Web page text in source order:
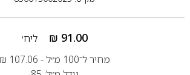
₪ 91.00
ליח׳
מחיר ל־100 מ״ל -
₪ 107.06